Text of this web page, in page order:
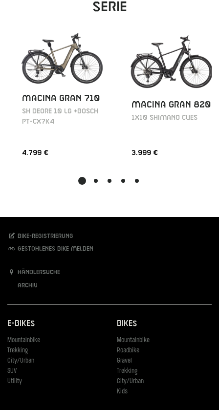
Serie
MACINA GRAN 710
SH DEORE 10 LG +BOSCH
PT-CX7K4
4.799 €
MACINA GRAN 820
1X10 SHIMANO CUES
3.999 €
Bike-Registrierung
Gestohlenes Bike melden
Händlersuche
Archiv
E-Bikes
Mountainbike
Trekking
City/Urban
SUV
Utility
Bikes
Mountainbike
Roadbike
Gravel
Trekking
City/Urban
Kids